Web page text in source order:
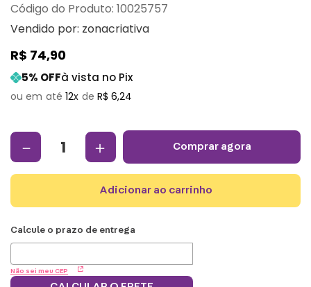
: 10025757
Vendido por: zonacriativa
R$ 74,90
5% OFFà vista no Pix
12 R$ 6,24
＋
－ comprar agora
adicionar ao carrinho
Não sei meu CEP